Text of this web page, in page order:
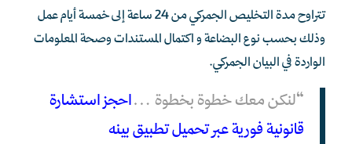
تتراوح مدة التخليص الجمركي من 24 ساعة إلى خمسة أيام عمل
وذلك بحسب نوع البضاعة و اكتمال المستندات وصحة المعلومات
الواردة في البيان الجمركي.
“لنكن معك خطوة بخطوة…احجز استشارة
قانونية فورية عبر تحميل تطبيق بينه